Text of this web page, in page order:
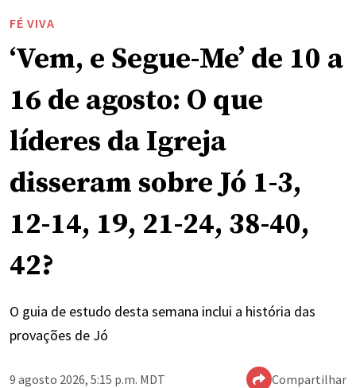
FÉ VIVA
‘Vem, e Segue-Me’ de 10 a
16 de agosto: O que
líderes da Igreja
disseram sobre Jó 1-3,
12-14, 19, 21-24, 38-40,
42?
O guia de estudo desta semana inclui a história das
provações de Jó
9 agosto 2026, 5:15 p.m. MDT Compartilhar